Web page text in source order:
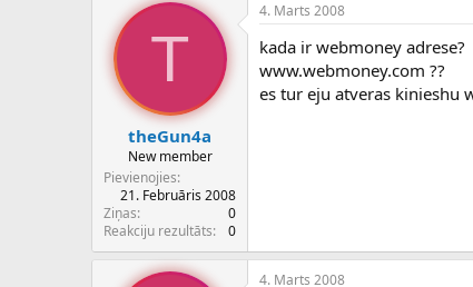
T
theGun4a
New member
Pievienojies
21. Februāris 2008
Ziņas
0
Reakciju rezultāts
0
4. Marts 2008
kada ir webmoney adrese?
www.webmoney.com ??
es tur eju atveras kinieshu
4. Marts 2008